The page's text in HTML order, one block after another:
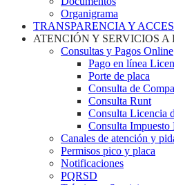
Organigrama
TRANSPARENCIA Y
ATENCIÓN Y SERVICIOS
Consultas y Pagos Online
Pago en línea
Porte de placa
Consulta de
Consulta Runt
Consulta Licencia
Consulta Impuesto
Canales de atención y
Permisos pico y placa
Notificaciones
PQRSD